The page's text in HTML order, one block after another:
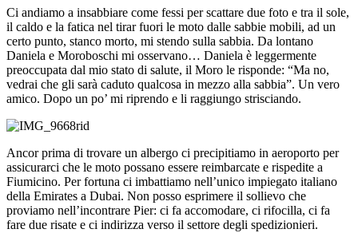
Ci andiamo a insabbiare come fessi per scattare due foto e tra il sole,
il caldo e la fatica nel tirar fuori le moto dalle sabbie mobili, ad un
certo punto, stanco morto, mi stendo sulla sabbia. Da lontano
Daniela e Moroboschi mi osservano… Daniela è leggermente
preoccupata dal mio stato di salute, il Moro le risponde: “Ma no,
vedrai che gli sarà caduto qualcosa in mezzo alla sabbia”. Un vero
amico. Dopo un po’ mi riprendo e li raggiungo strisciando.
Ancor prima di trovare un albergo ci precipitiamo in aeroporto per
assicurarci che le moto possano essere reimbarcate e rispedite a
Fiumicino. Per fortuna ci imbattiamo nell’unico impiegato italiano
della Emirates a Dubai. Non posso esprimere il sollievo che
proviamo nell’incontrare Pier: ci fa accomodare, ci rifocilla, ci fa
fare due risate e ci indirizza verso il settore degli spedizionieri.